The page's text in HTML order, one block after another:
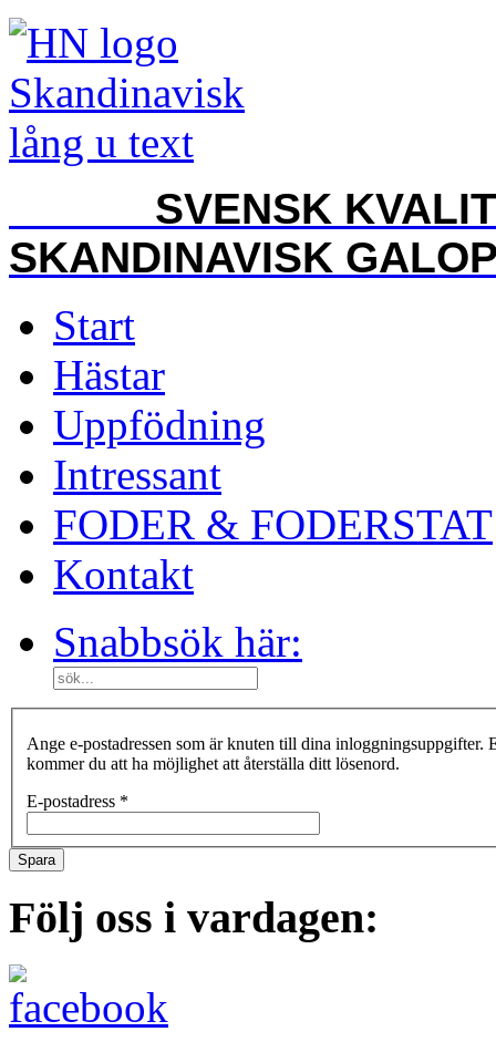
SVENSK
SKANDINAVISK
Start
Hästar
Uppfödning
Intressant
FODER & FODERSTAT
Kontakt
Snabbsök här:
Ange e-postadressen som är knuten till dina
kommer du att ha möjlighet att återställa ditt lösenord.
E-postadress *
Spara
Följ oss i vardagen: